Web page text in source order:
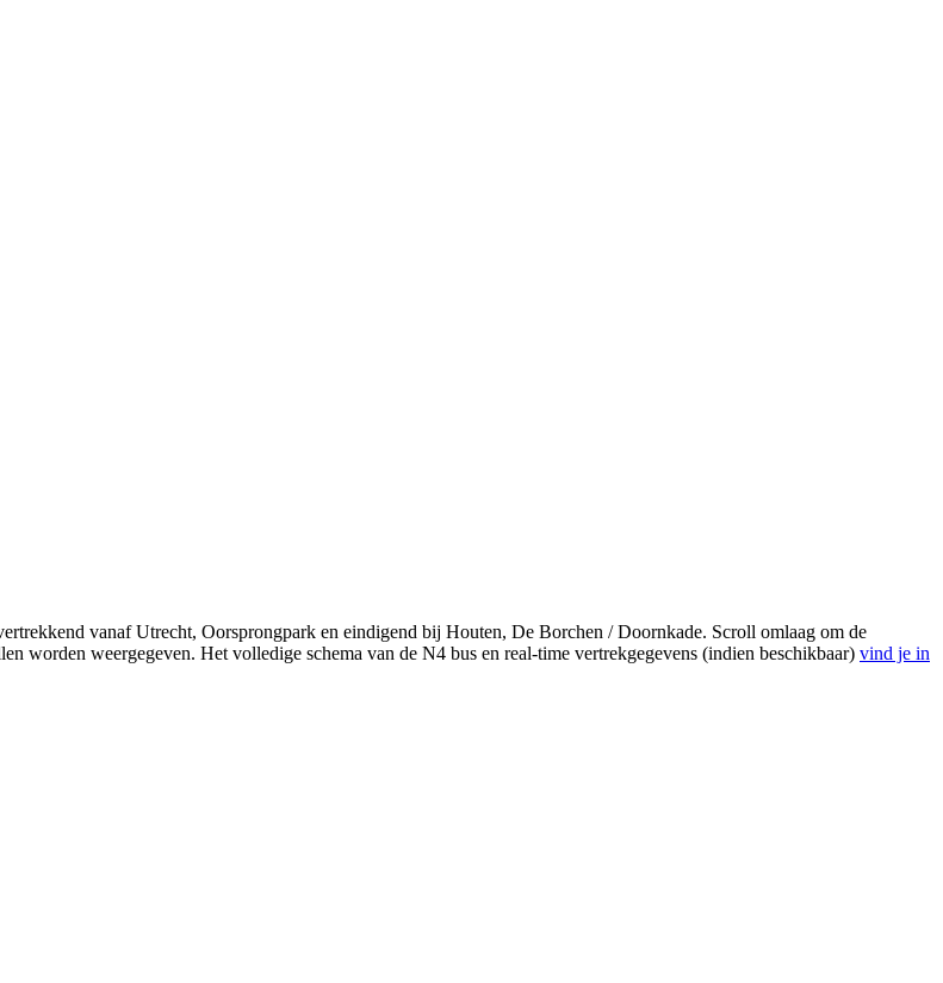
vanaf Utrecht, Oorsprongpark en eindigend bij Houten, De Borchen / Doornkade. Scroll omlaag om de
worden weergegeven. Het volledige schema van de N4 bus en real-time vertrekgegevens (indien beschikbaar) vind je in